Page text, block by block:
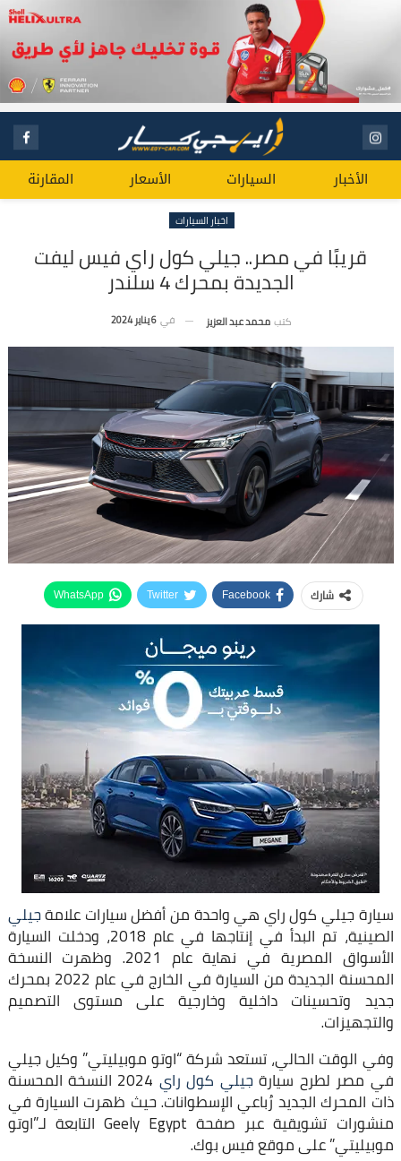
الأخبار السيارات الأسعار المقارنة
اخبار السيارات
قريبًا في مصر.. جيلي كول راي فيس ليفت
الجديدة بمحرك 4 سلندر
كتب محمد عبد العزيز في 6 يناير 2024
شارك Facebook
Twitter
WhatsApp
سيارة جيلي كول راي هي واحدة من أفضل سيارات علامةجيلي
الصينية، تم البدأ في إنتاجها في عام 2018، ودخلت السيارة
الأسواق المصرية في نهاية عام 2021. وظهرت النسخة
المحسنة الجديدة من السيارة في الخارج في عام 2022 بمحرك
جديد وتحسينات داخلية وخارجية على مستوى التصميم
والتجهيزات.
وفي الوقت الحالي، تستعد شركة “اوتو موبيليتي” وكيل جيلي
في مصر لطرح سيارةجيلي كول راي 2024 النسخة المحسنة
ذات المحرك الجديد رُباعي الإسطوانات. حيث ظهرت السيارة في
منشورات تشويقية عبر صفحة Geely Egypt التابعة لـ”اوتو
موبيليتي” على موقع فيس بوك.